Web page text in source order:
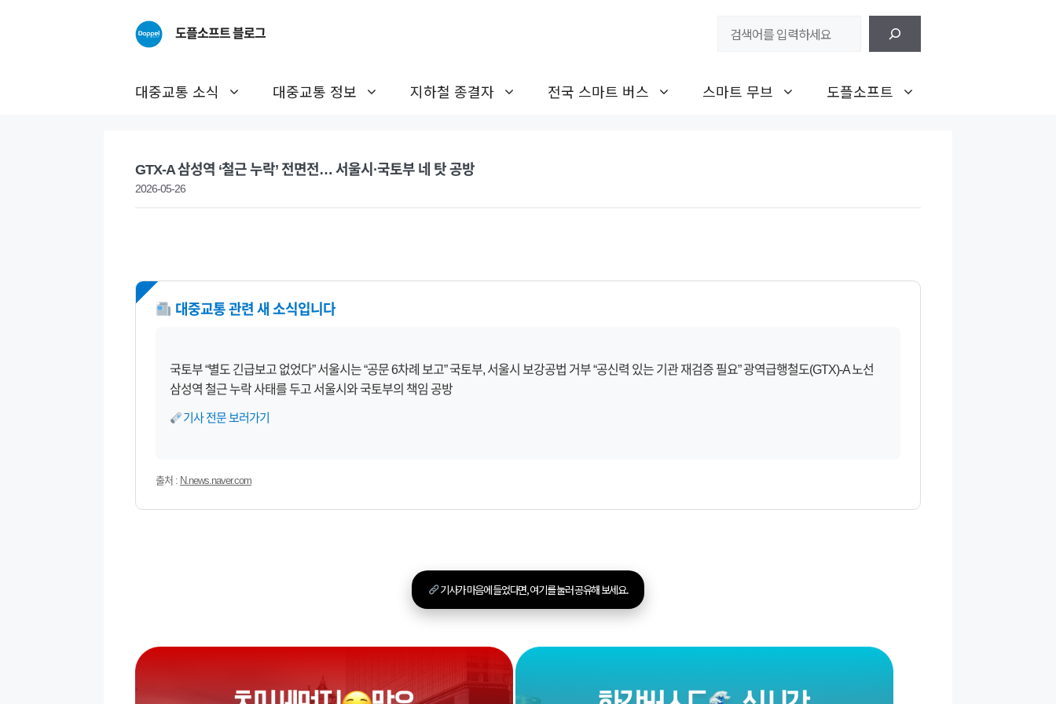
도플소프트 블로그
대중교통 소식 대중교통 정보 지하철 종결자 전국 스마트 버스 스마트 무브 도플소프트
GTX-A 삼성역 ‘철근 누락’ 전면전… 서울시·국토부 네 탓 공방
2026-05-26
NEW 대중교통 관련 새 소식입니다
국토부 “별도 긴급보고 없었다” 서울시는 “공문 6차례 보고” 국토부, 서울시 보강공법 거부 “공신력 있는 기관 재검증 필요” 광역급행철도(GTX)-A 노선
삼성역 철근 누락 사태를 두고 서울시와 국토부의 책임 공방
기사 전문 보러가기
출처 : N.news.naver.com
기사가 마음에 들었다면, 여기를 눌러 공유해 보세요.